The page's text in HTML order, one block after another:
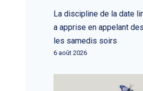
La discipline de la date
a apprise en appelant
les samedis soirs
6 août 2026